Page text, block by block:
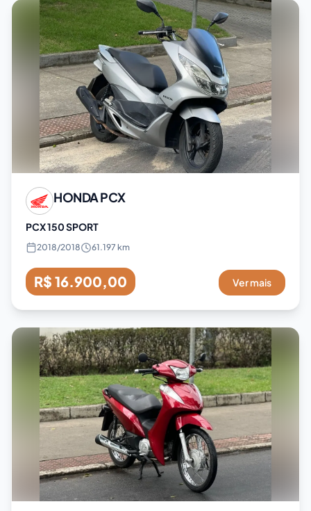
HONDAPCX
PCX 150 SPORT
2018/2018 61.197 km
R$ 16.900,00 Ver mais